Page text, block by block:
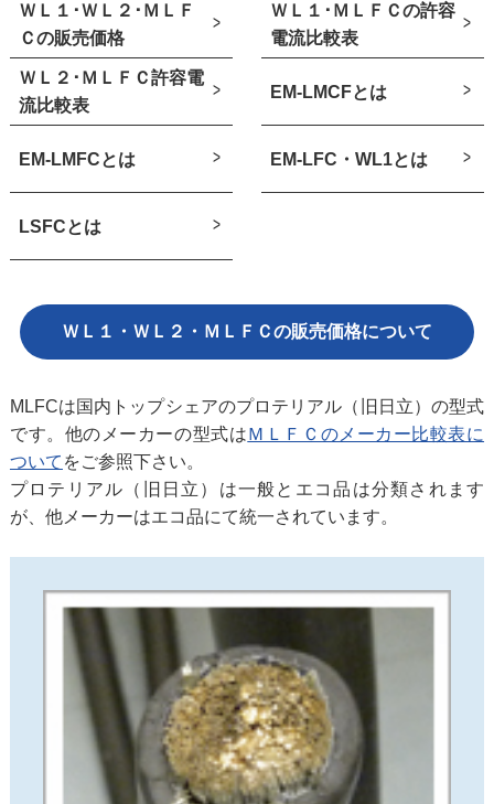
ＷＬ１･ＷＬ２･ＭＬＦ
Ｃの販売価格
ＷＬ１･ＭＬＦＣの許容
電流比較表
ＷＬ２･ＭＬＦＣ許容電
流比較表
EM-LMCFとは
EM-LMFCとは EM-LFC・WL1とは
LSFCとは
ＷＬ１・ＷＬ２・ＭＬＦＣの販売価格について
MLFCは国内トップシェアのプロテリアル（旧日立）の型式
です。他のメーカーの型式はＭＬＦＣのメーカー比較表に
ついて をご参照下さい。
プロテリアル（旧日立）は一般とエコ品は分類されます
が、他メーカーはエコ品にて統一されています。